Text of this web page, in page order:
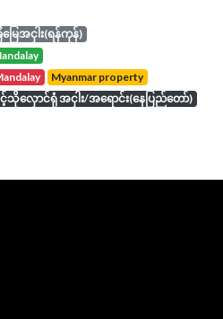
ြံမြေအငှါး(ရန်ကုန်)
Myanmar property
နှင့်သိုလှောင်ရုံ အငှါး/အရောင်း(နေပြည်တော်)